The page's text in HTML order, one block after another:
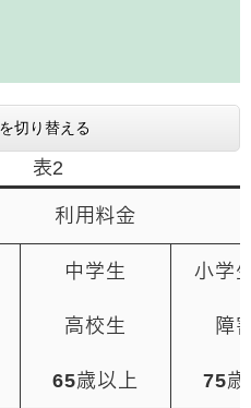
切り替える
表2
利用料金
中学生
高校生
65歳以上
小学
障
75